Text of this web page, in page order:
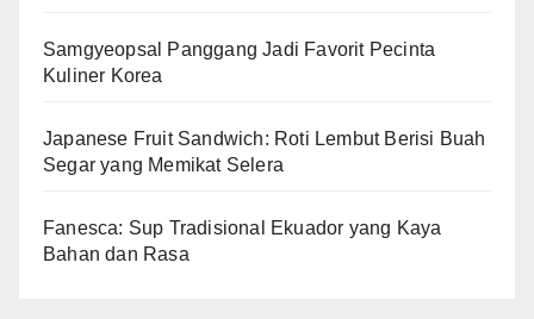
Samgyeopsal Panggang Jadi Favorit Pecinta
Kuliner Korea
Japanese Fruit Sandwich: Roti Lembut Berisi Buah
Segar yang Memikat Selera
Fanesca: Sup Tradisional Ekuador yang Kaya
Bahan dan Rasa